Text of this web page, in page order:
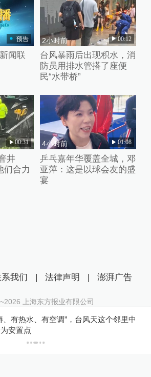
预告
闻联
2小时前 00:12
台风暴雨后出现积水，消
防员用排水管搭了座便
民“水带桥”
00:31
井
们合力
4小时前 01:08
乒乓嘉年华覆盖全城，邓
亚萍：这是以球会友的盛
宴
、有热水、有空调”，台风天这个邻里中
安置点
我们 | 法律声明 | 澎湃广告
2026 上海东方报业有限公司
20170116 | 沪ICP备14003370号
信息服务许可证：31120170006
公网安备 31010602000299号